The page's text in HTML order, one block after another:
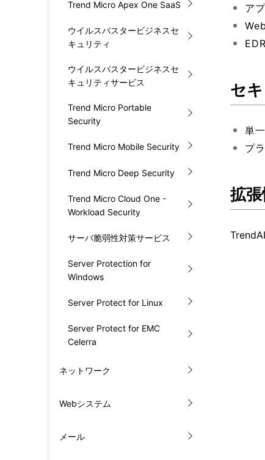
Trend Micro Apex One SaaS
ウイルスバスタービジネスセ
キュリティ
ウイルスバスタービジネスセ
キュリティサービス
Trend Micro Portable
Security
Trend Micro Mobile Security
Trend Micro Deep Security
Trend Micro Cloud One -
Workload Security
サーバ脆弱性対策サービス
Server Protection for
Windows
Server Protect for Linux
Server Protect for EMC
Celerra
ネットワーク
Webシステム
メール
ア
セ
単
プ
拡